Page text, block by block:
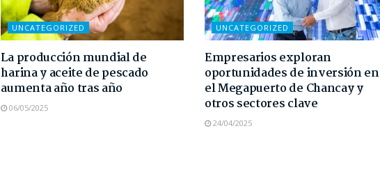
UNCATEGORIZED
La producción mundial de
harina y aceite de pescado
aumenta año tras año
06/05/2025
UNCATEGORIZED
Empresarios exploran
oportunidades de inversión en
el Megapuerto de Chancay y
otros sectores clave
24/04/2025